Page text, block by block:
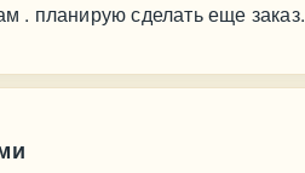
. планирую сделать еще заказ.